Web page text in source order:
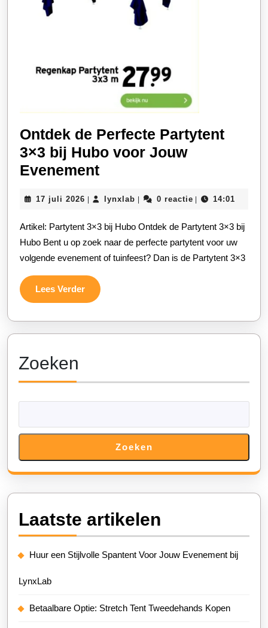
Ontdek de Perfecte Partytent
3×3 bij Hubo voor Jouw
EvenementOntdek
Perfecte
Partytent
3×3
bij
voor
Evenement
17 juli 2026 17
| lynxlab lynxlab
| 0 reactie | 14:01
Artikel: Partytent 3×3 bij Hubo Ontdek de Partytent 3×3 bij
Hubo Bent u op zoek naar de perfecte partytent voor uw
volgende evenement of tuinfeest? Dan is de Partytent 3×3
Lees VerderLees
Verder
Zoeken
Zoeken
Laatste artikelen
Huur een Stijlvolle Spantent Voor Jouw Evenement bij
LynxLab
Betaalbare Optie: Stretch Tent Tweedehands Kopen